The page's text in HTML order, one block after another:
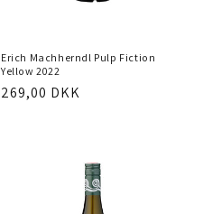
Erich Machherndl Pulp Fiction
Yellow 2022
Normalpris
269,00 DKK